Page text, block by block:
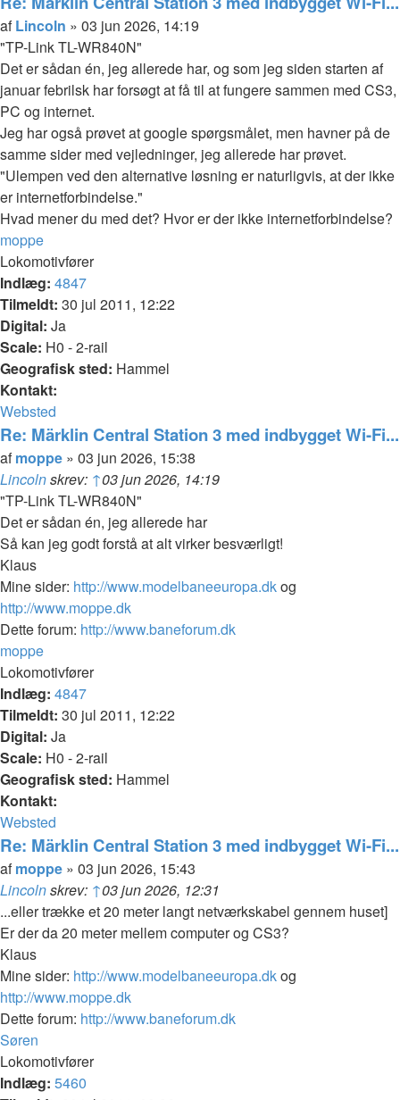
Citer
Indlæg
afLincoln » 03 jun 2026, 14:19
"TP-Link TL-WR840N"
Det er sådan én, jeg allerede har, og som jeg siden starten af
januar febrilsk har forsøgt at få til at fungere sammen med CS3,
PC og internet.
Jeg har også prøvet at google spørgsmålet, men havner på de
samme sider med vejledninger, jeg allerede har prøvet.
"Ulempen ved den alternative løsning er naturligvis, at der ikke
er internetforbindelse."
Hvad mener du med det? Hvor er der ikke internetforbindelse?
Top
moppe
Lokomotivfører
Indlæg: 4847
Tilmeldt: 30 jul 2011, 12:22
Digital: Ja
Scale: H0 - 2-rail
Geografisk sted: Hammel
Kontakt:
Kontakt
moppe
Websted
Re: Märklin Central Station 3 med indbygget Wi-Fi...
Citer
Indlæg
afmoppe » 03 jun 2026, 15:38
Lincolnskrev: ↑03 jun 2026, 14:19
"TP-Link TL-WR840N"
Det er sådan én, jeg allerede har
Så kan jeg godt forstå at alt virker besværligt!
Klaus
Mine sider: http://www.modelbaneeuropa.dkog
http://www.moppe.dk
Dette forum: http://www.baneforum.dk
Top
moppe
Lokomotivfører
Indlæg: 4847
Tilmeldt: 30 jul 2011, 12:22
Digital: Ja
Scale: H0 - 2-rail
Geografisk sted: Hammel
Kontakt:
Kontakt
moppe
Websted
Re: Märklin Central Station 3 med indbygget Wi-Fi...
Citer
Indlæg
afmoppe » 03 jun 2026, 15:43
Lincolnskrev: ↑03 jun 2026, 12:31
...eller trække et 20 meter langt netværkskabel gennem huset]
Er der da 20 meter mellem computer og CS3?
Klaus
Mine sider: http://www.modelbaneeuropa.dkog
http://www.moppe.dk
Dette forum: http://www.baneforum.dk
Top
Søren
Lokomotivfører
Indlæg: 5460